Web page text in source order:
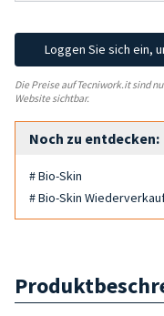
Loggen Sie sich ein,
Die Preise auf Tecniwork.it sind
Website sichtbar.
Noch zu entdecken:
# Bio-Skin
# Bio-Skin